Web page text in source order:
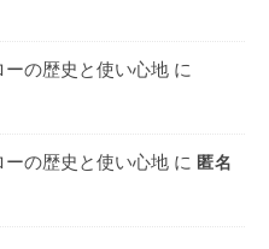
の歴史と使い心地 に
の歴史と使い心地 に 匿名